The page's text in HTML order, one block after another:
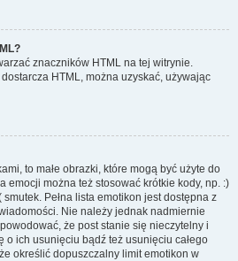
znaczników HTML na tej witrynie.
HTML, można uzyskać, używając
to małe obrazki, które mogą być użyte do
emocji można też stosować krótkie kody, np. :)
Pełna lista emotikon jest dostępna z
Nie należy jednak nadmiernie
że post stanie się nieczytelny i
o ich usunięciu bądź też usunięciu całego
określić dopuszczalny limit emotikon w